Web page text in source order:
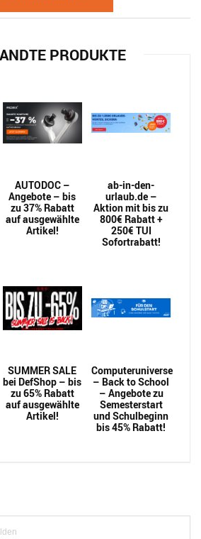
PRODUKTE
AUTODOC –
Angebote – bis
zu 37% Rabatt
auf ausgewählte
Artikel!
ab-in-den-
urlaub.de –
Aktion mit bis zu
800€ Rabatt +
250€ TUI
Sofortrabatt!
SUMMER SALE
bei DefShop – bis
zu 65% Rabatt
auf ausgewählte
Artikel!
Computeruniverse
– Back to School
– Angebote zu
Semesterstart
und Schulbeginn
bis 45% Rabatt!